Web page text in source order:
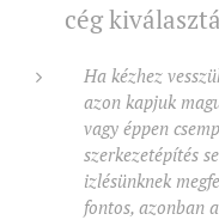
cég
Ha kézhez
azon kapjuk
vagy éppen
szerkezetépítés
izlésünknek
fontos, azonban